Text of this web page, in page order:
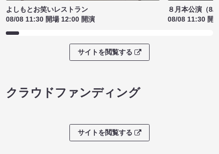
よしもとお笑いレストラン
08/08 11:30 開場 12:00 開演
８月本公演（8/
08/08 11:30 開
サイトを閲覧する
クラウドファンディング
サイトを閲覧する